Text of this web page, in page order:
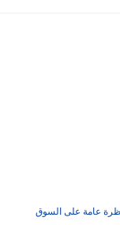
عامة على السوق